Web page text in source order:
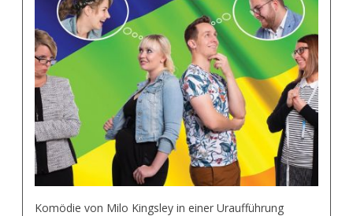
Komödie von Milo Kingsley in einer Uraufführung